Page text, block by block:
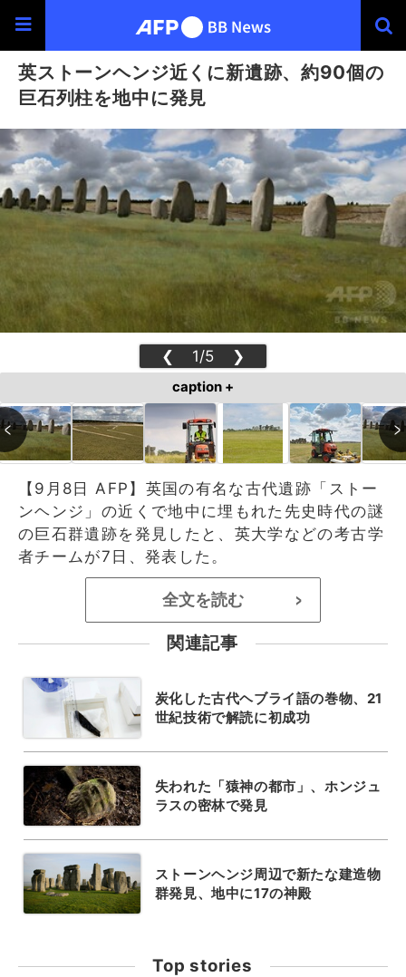
英ストーンヘンジ近くに新遺跡、約90個の
巨石列柱を地中に発見
❮ 1/5 ❯
caption +
【9月8日 AFP】英国の有名な古代遺跡「ストー
ンヘンジ」の近くで地中に埋もれた先史時代の謎
の巨石群遺跡を発見したと、英大学などの考古学
者チームが7日、発表した。
全文を読む >
関連記事
炭化した古代ヘブライ語の巻物、21
世紀技術で解読に初成功
失われた「猿神の都市」、ホンジュ
ラスの密林で発見
ストーンヘンジ周辺で新たな建造物
群発見、地中に17の神殿
Top stories